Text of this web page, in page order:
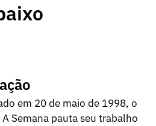
em 20 de maio de 1998, o
Semana pauta seu trabalho